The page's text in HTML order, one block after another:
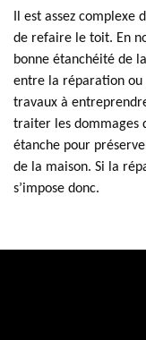
Il est assez
de refaire le toit. En
bonne étanchéité de
entre la réparation ou
travaux à
traiter les dommages
étanche pour
de la maison. Si la
s’impose donc.